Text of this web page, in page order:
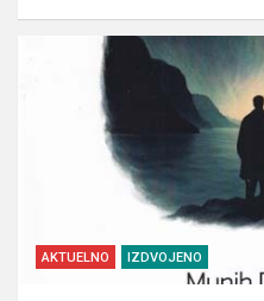
AKTUELNO IZDVOJENO